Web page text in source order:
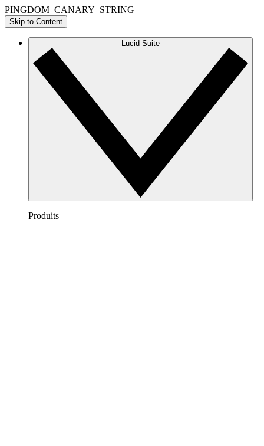
PINGDOM_CANARY_STRING
Skip to Content
Lucid Suite
Produits